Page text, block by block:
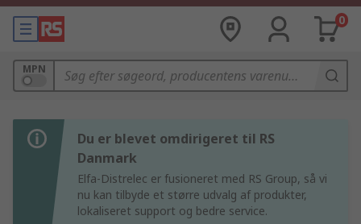
0
MPN
Du er blevet omdirigeret til RS
Danmark
Elfa-Distrelec er fusioneret med RS Group, så vi
nu kan tilbyde et større udvalg af produkter,
lokaliseret support og bedre service.